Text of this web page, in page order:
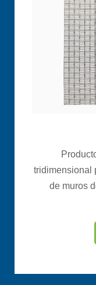
tridimensional
de muros